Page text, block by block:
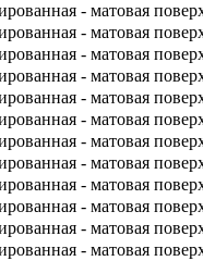
- матовая
- матовая
- матовая
- матовая
- матовая
- матовая
- матовая
- матовая
- матовая
- матовая
- матовая
- матовая